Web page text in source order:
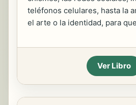
teléfonos celulares, hasta la
el arte o la identidad, para
Ver Libro